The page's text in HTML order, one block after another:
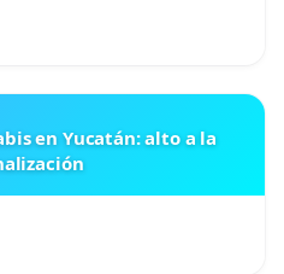
en Yucatán: alto a la